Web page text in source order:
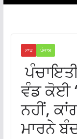
ਟਾਪ ਪੰਜਾਬ
ਵੰਡ ਕੋਈ
ਨਹੀਂ,
ਮਾਰਨੇ